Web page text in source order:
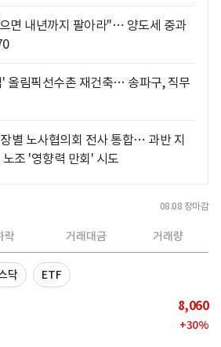
면 내년까지 팔아라"… 양도세 중과
올림픽선수촌 재건축… 송파구, 직무
별 노사협의회 전사 통합… 과반 지
조 '영향력 만회' 시도
08.08 장마감
락 거래대금 거래량
닥 ETF
8,060
+30%